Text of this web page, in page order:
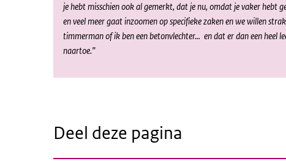
je hebt misschien ook al gemerkt, dat je nu, omdat je vaker hebt
en veel meer gaat inzoomen op specifieke zaken en we willen
timmerman of ik ben een betonvlechter… en dat er dan een heel
naartoe.”
Deel deze pagina